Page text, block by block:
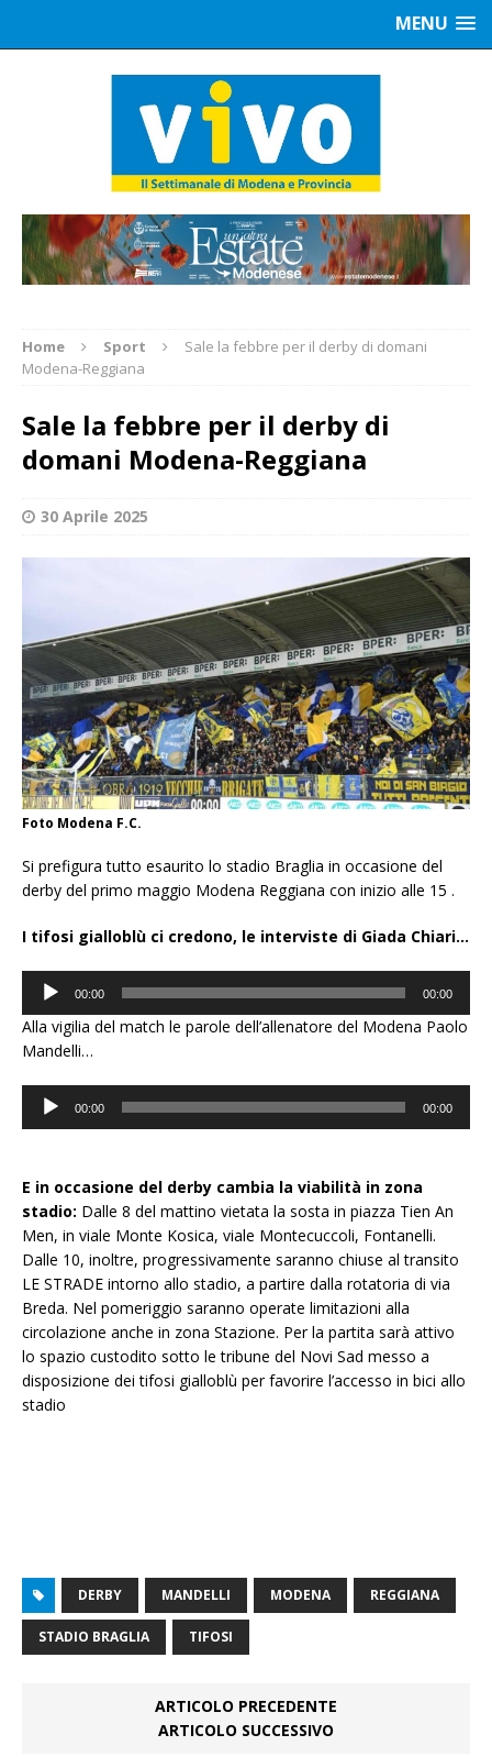
MENU
Home Sport
Sale la febbre per il derby di domani
Modena-Reggiana
Sale la febbre per il derby di
domani Modena-Reggiana
30 Aprile 2025
Foto Modena F.C.
Si prefigura tutto esaurito lo stadio Braglia in occasione del
derby del primo maggio Modena Reggiana con inizio alle 15 .
I tifosi gialloblù ci credono, le interviste di Giada Chiari…
Audio
Player
00:00 00:00
Alla vigilia del match le parole dell’allenatore del Modena Paolo
Mandelli…
Audio
Player
00:00 00:00
E in occasione del derby cambia la viabilità in zona
stadio: Dalle 8 del mattino vietata la sosta in piazza Tien An
Men, in viale Monte Kosica, viale Montecuccoli, Fontanelli.
Dalle 10, inoltre, progressivamente saranno chiuse al transito
LE STRADE intorno allo stadio, a partire dalla rotatoria di via
Breda. Nel pomeriggio saranno operate limitazioni alla
circolazione anche in zona Stazione. Per la partita sarà attivo
lo spazio custodito sotto le tribune del Novi Sad messo a
disposizione dei tifosi gialloblù per favorire l’accesso in bici allo
stadio
DERBY MANDELLI MODENA REGGIANA
STADIO BRAGLIA TIFOSI
ARTICOLO PRECEDENTE
ARTICOLO SUCCESSIVO